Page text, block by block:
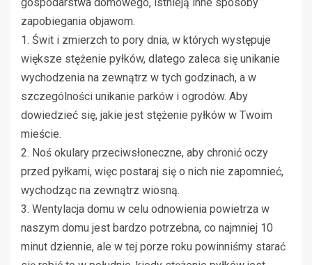
gospodarstwa domowego, istnieją inne sposoby
zapobiegania objawom.
1. Świt i zmierzch to pory dnia, w których występuje
większe stężenie pyłków, dlatego zaleca się unikanie
wychodzenia na zewnątrz w tych godzinach, a w
szczególności unikanie parków i ogrodów. Aby
dowiedzieć się, jakie jest stężenie pyłków w Twoim
mieście.
2. Noś okulary przeciwsłoneczne, aby chronić oczy
przed pyłkami, więc postaraj się o nich nie zapomnieć,
wychodząc na zewnątrz wiosną.
3. Wentylacja domu w celu odnowienia powietrza w
naszym domu jest bardzo potrzebna, co najmniej 10
minut dziennie, ale w tej porze roku powinniśmy starać